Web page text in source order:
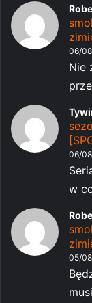
06/
Nie
06/
w
05/